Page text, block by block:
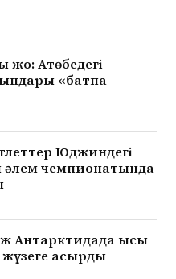
Ақтөбедегі
«батпақ
Юджиндегі
чемпионатында
Антарктидада қысқы
жүзеге асырды